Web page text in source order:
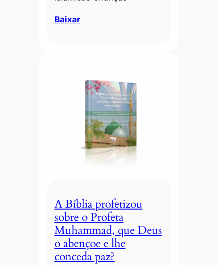
Baixar
A Bíblia profetizou
sobre o Profeta
Muhammad, que Deus
o abençoe e lhe
conceda paz?